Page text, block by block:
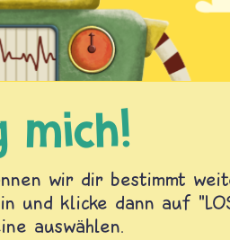
mich!
wir dir bestimmt
und klicke dann auf
auswählen.